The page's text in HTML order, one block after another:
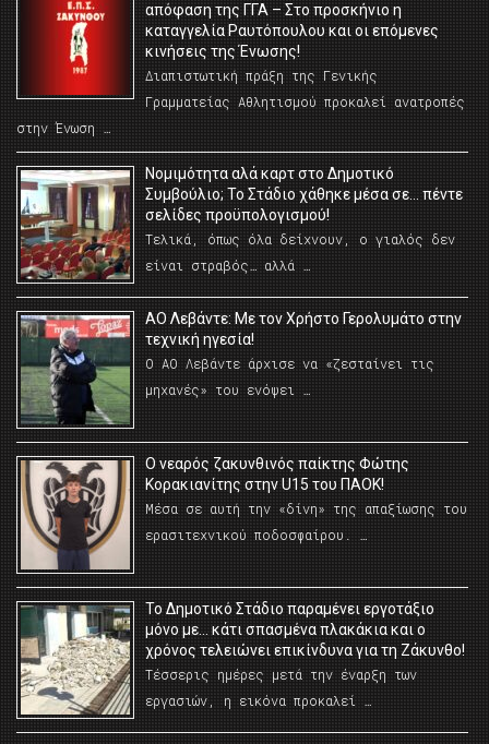
απόφαση της ΓΓΑ – Στο προσκήνιο η
καταγγελία Ραυτόπουλου και οι επόμενες
κινήσεις της Ένωσης!
Διαπιστωτική πράξη της Γενικής
Γραμματείας Αθλητισμού προκαλεί ανατροπές
στην Ένωση …
Νομιμότητα αλά καρτ στο Δημοτικό
Συμβούλιο; Το Στάδιο χάθηκε μέσα σε… πέντε
σελίδες προϋπολογισμού!
Τελικά, όπως όλα δείχνουν, ο γιαλός δεν
είναι στραβός… αλλά …
ΑΟ Λεβάντε: Με τον Χρήστο Γερολυμάτο στην
τεχνική ηγεσία!
Ο ΑΟ Λεβάντε άρχισε να «ζεσταίνει τις
μηχανές» του ενόψει …
O νεαρός ζακυνθινός παίκτης Φώτης
Κορακιανίτης στην U15 του ΠΑΟΚ!
Μέσα σε αυτή την «δίνη» της απαξίωσης του
ερασιτεχνικού ποδοσφαίρου. …
Το Δημοτικό Στάδιο παραμένει εργοτάξιο
μόνο με… κάτι σπασμένα πλακάκια και ο
χρόνος τελειώνει επικίνδυνα για τη Ζάκυνθο!
Τέσσερις ημέρες μετά την έναρξη των
εργασιών, η εικόνα προκαλεί …